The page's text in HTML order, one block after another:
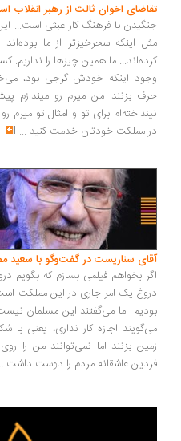
تقاضای اخوان ثالث از رهبر انقلاب
جنگیدن با فرهنگ کار عبثی است... این
مثل اینکه سحرخیزتر از ما
کرده‌اند... ما همین چیزها را نداریم.
وجود اینکه خودش گرجی بود،
حرف بزنند...من میرم رو میندازم
نینداخته‌ام برای تو و امثال تو میرم
در مملکت خودتان خدمت کنید ...
آقای سناریست در گفت‌وگو با سعید
اگر بخواهم فیلمی بسازم که بگویم
دروغ یک امر جاری در این مملکت
بودیم. اما می‌گفتند این مسلمان
می‌گویند اجازه کار نداری، یعنی با
زمین بزنند اما نمی‌توانند من را
فردین عاشقانه مردم را دوست داشت